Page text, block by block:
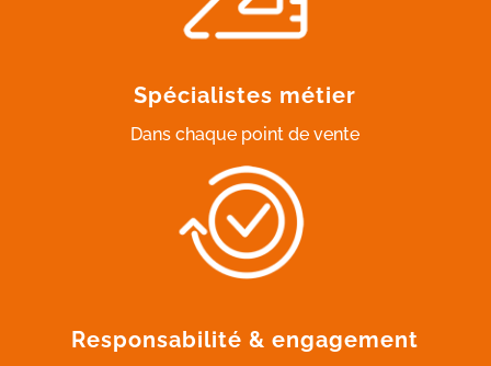
Spécialistes métier
Dans chaque point de vente
Responsabilité & engagement